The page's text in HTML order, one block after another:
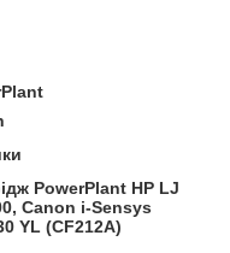
PowerPlant HP LJ
Canon i-Sensys
YL (CF212A)